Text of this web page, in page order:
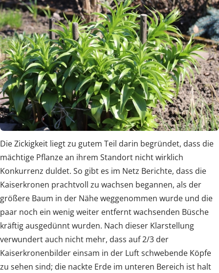
Die Zickigkeit liegt zu gutem Teil darin begründet, dass die
mächtige Pflanze an ihrem Standort nicht wirklich
Konkurrenz duldet. So gibt es im Netz Berichte, dass die
Kaiserkronen prachtvoll zu wachsen begannen, als der
größere Baum in der Nähe weggenommen wurde und die
paar noch ein wenig weiter entfernt wachsenden Büsche
kräftig ausgedünnt wurden. Nach dieser Klarstellung
verwundert auch nicht mehr, dass auf 2/3 der
Kaiserkronenbilder einsam in der Luft schwebende Köpfe
zu sehen sind; die nackte Erde im unteren Bereich ist halt